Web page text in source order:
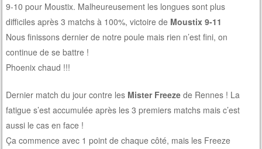
9-10 pour Moustix. Malheureusement les longues sont plus
difficiles après 3 matchs à 100%, victoire de Moustix 9-11
Nous finissons dernier de notre poule mais rien n’est fini, on
continue de se battre !
Phoenix chaud !!!
Dernier match du jour contre les Mister Freeze de Rennes ! La
fatigue s’est accumulée après les 3 premiers matchs mais c’est
aussi le cas en face !
Ça commence avec 1 point de chaque côté, mais les Freeze